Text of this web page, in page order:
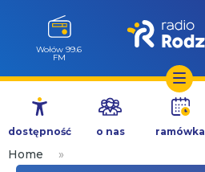
Przejdź
treści
Wołów 99.6
FM
dostępność o nas ramówka
Home
»